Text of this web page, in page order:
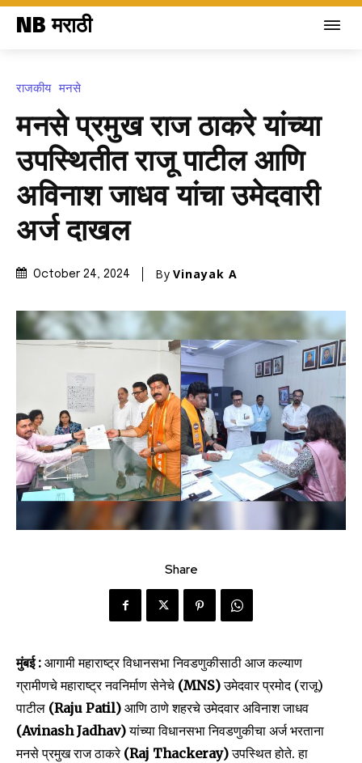
NB मराठी
राजकीय मनसे
मनसे प्रमुख राज ठाकरे यांच्या
उपस्थितीत राजू पाटील आणि
अविनाश जाधव यांचा उमेदवारी
अर्ज दाखल
October 24, 2024 By Vinayak A
Share
मुंबई : आगामी महाराष्ट्र विधानसभा निवडणुकीसाठी आज कल्याण
ग्रामीणचे महाराष्ट्र नवनिर्माण सेनेचे (MNS)उमेदवार प्रमोद (राजू)
पाटील (Raju Patil) आणि ठाणे शहरचे उमेदवार अविनाश जाधव
(Avinash Jadhav)यांच्या विधानसभा निवडणुकीचा अर्ज भरताना
मनसे प्रमुख राज ठाकरे (Raj Thackeray)उपस्थित होते. हा